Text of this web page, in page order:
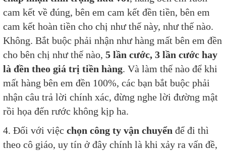
cam kết về đúng, bên em cam kết đền tiền, bên em
cam kết hoàn tiền cho chị như thế này, như thế nào.
Không. Bắt buộc phải nhận như hàng mất bên em đền
cho bên chị như thế nào, 5 lần cước, 3 lần cước hay
là đền theo giá trị tiền hàng. Và làm thế nào để khi
mất hàng bên em đền 100%, các bạn bắt buộc phải
nhận câu trả lời chính xác, đừng nghe lời đường mật
rồi họa đến rước không kịp ha.
4. Đối với việc chọn công ty vận chuyển để đi thì
theo cô giáo, uy tín ở đây chính là khi xảy ra vấn đề,